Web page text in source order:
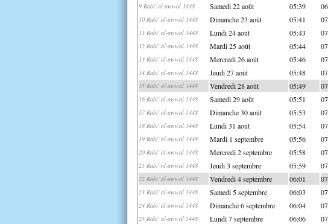
9 Rabi' al-awwal 1448 Samedi 22 août 05:39
10 Rabi' al-awwal 1448 Dimanche 23 août 05:41
11 Rabi' al-awwal 1448 Lundi 24 août 05:43
12 Rabi' al-awwal 1448 Mardi 25 août 05:44
13 Rabi' al-awwal 1448 Mercredi 26 août 05:46
14 Rabi' al-awwal 1448 Jeudi 27 août 05:48
15 Rabi' al-awwal 1448 Vendredi 28 août 05:49
16 Rabi' al-awwal 1448 Samedi 29 août 05:51
17 Rabi' al-awwal 1448 Dimanche 30 août 05:53
18 Rabi' al-awwal 1448 Lundi 31 août 05:54
19 Rabi' al-awwal 1448 Mardi 1 septembre 05:56
20 Rabi' al-awwal 1448 Mercredi 2 septembre 05:58
21 Rabi' al-awwal 1448 Jeudi 3 septembre 05:59
22 Rabi' al-awwal 1448 Vendredi 4 septembre 06:01
23 Rabi' al-awwal 1448 Samedi 5 septembre 06:03
24 Rabi' al-awwal 1448 Dimanche 6 septembre 06:04
25 Rabi' al-awwal 1448 Lundi 7 septembre 06:06